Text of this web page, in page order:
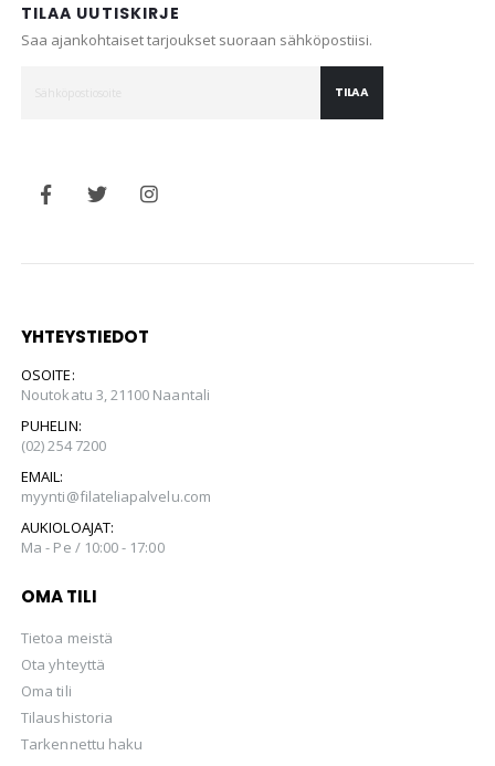
TILAA UUTISKIRJE
Saa ajankohtaiset tarjoukset suoraan sähköpostiisi.
TILAA
YHTEYSTIEDOT
OSOITE:
Noutokatu 3, 21100 Naantali
PUHELIN:
(02) 254 7200
EMAIL:
myynti@filateliapalvelu.com
AUKIOLOAJAT:
Ma - Pe / 10:00 - 17:00
OMA TILI
Tietoa meistä
Ota yhteyttä
Oma tili
Tilaushistoria
Tarkennettu haku